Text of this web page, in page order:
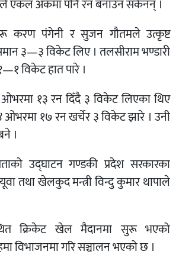
एकल अंकमा पनि रन बनाउन सकेनन् ।
करण पंगेनी र सुजन गौतमले उत्कृष्ट
३—३ विकेट लिए । तलसीराम भण्डारी
विकेट हात पारे ।
१३ रन दिँदै ३ विकेट लिएका थिए
१७ रन खर्चेर ३ विकेट झारे । उनी
।
उद्घाटन गण्डकी प्रदेश सरकारका
तथा खेलकुद मन्त्री विन्दु कुमार थापाले
क्रिकेट खेल मैदानमा सुरू भएको
विभाजनमा गरि सञ्चालन भएको छ ।